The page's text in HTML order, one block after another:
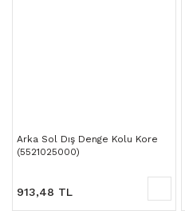
Arka Sol Dış Denge Kolu Kore
(5521025000)
913,48 TL